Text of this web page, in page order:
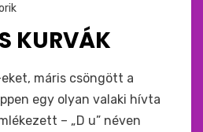
KURVÁK
máris csöngött a
egy olyan valaki hívta
– „D u” néven